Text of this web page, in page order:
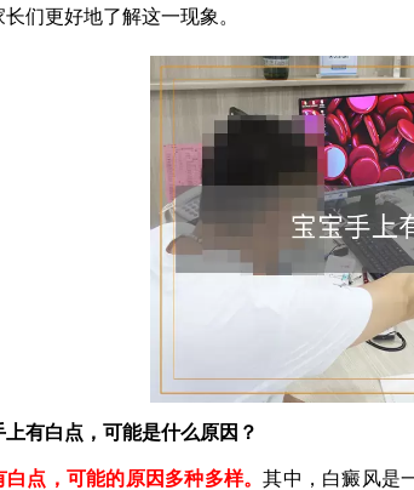
们更好地了解这一现象。
上有白点，可能是什么原因？
白点，可能的原因多种多样。其中，白癜风是